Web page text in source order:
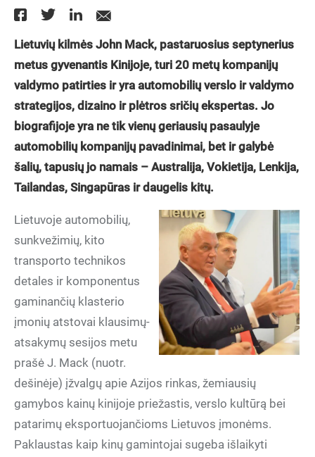
Lietuvių kilmės John Mack, pastaruosius septynerius
metus gyvenantis Kinijoje, turi 20 metų kompanijų
valdymo patirties ir yra automobilių verslo ir valdymo
strategijos, dizaino ir plėtros sričių ekspertas. Jo
biografijoje yra ne tik vienų geriausių pasaulyje
automobilių kompanijų pavadinimai, bet ir galybė
šalių, tapusių jo namais – Australija, Vokietija, Lenkija,
Tailandas, Singapūras ir daugelis kitų.
Lietuvoje automobilių,
sunkvežimių, kito
transporto technikos
detales ir komponentus
gaminančių klasterio
įmonių atstovai klausimų-
atsakymų sesijos metu
prašė J. Mack (nuotr.
dešinėje) įžvalgų apie Azijos rinkas, žemiausių
gamybos kainų kinijoje priežastis, verslo kultūrą bei
patarimų eksportuojančioms Lietuvos įmonėms.
Paklaustas kaip kinų gamintojai sugeba išlaikyti